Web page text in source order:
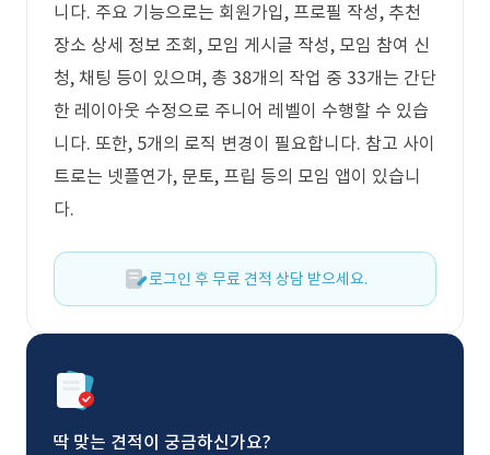
니다. 주요 기능으로는 회원가입, 프로필 작성, 추천
장소 상세 정보 조회, 모임 게시글 작성, 모임 참여 신
청, 채팅 등이 있으며, 총 38개의 작업 중 33개는 간단
한 레이아웃 수정으로 주니어 레벨이 수행할 수 있습
니다. 또한, 5개의 로직 변경이 필요합니다. 참고 사이
트로는 넷플연가, 문토, 프립 등의 모임 앱이 있습니
다.
로그인 후 무료 견적 상담 받으세요.
딱 맞는 견적이 궁금하신가요?